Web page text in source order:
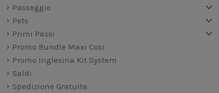
Passeggio
Pets
Primi Passi
Promo Bundle Maxi Cosi
Promo Inglesina Kit System
Saldi
Spedizione Gratuita